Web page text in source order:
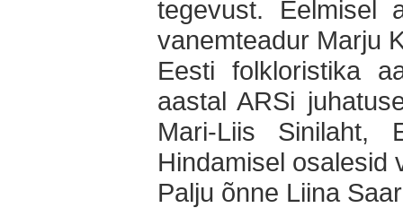
tegevust. Eelmisel
vanemteadur Marju
Eesti folkloristika
aastal ARSi
Mari-Liis Sinilaht,
Hindamisel osalesid
Palju õnne Liina